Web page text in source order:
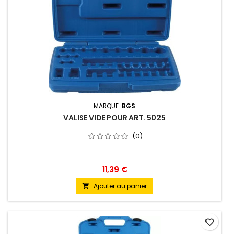
MARQUE: BGS
VALISE VIDE POUR ART. 5025
(0)
11,39 €
 Ajouter au panier
favorite_border